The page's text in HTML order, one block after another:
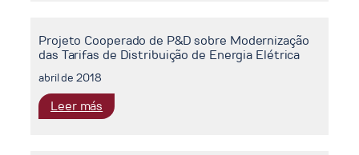
pelo
Orgão
do
Terminal
AdVanced
InteGrated
modelling
to
Projeto Cooperado de P&D sobre Modernização
das Tarifas de Distribuição de Energia Elétrica
abril de 2018
Leer más
Projeto